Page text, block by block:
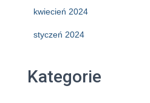
kwiecień 2024
styczeń 2024
Kategorie